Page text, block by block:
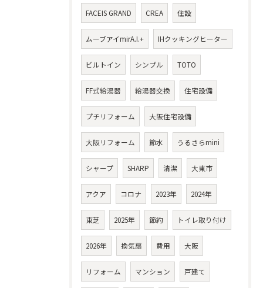
FACEIS GRAND CREA 住設
ムーブアイmirA.I.+ IHクッキングヒーター
ビルトイン シンプル TOTO
FF式給湯器 給湯器交換 住宅設備
プチリフォーム 大阪住宅設備
大阪リフォーム 節水 うるさらmini
シャープ SHARP 清潔 大東市
アクア コロナ 2023年 2024年
東芝 2025年 節約 トイレ取り付け
2026年 換気扇 費用 大阪
リフォーム マンション 戸建て